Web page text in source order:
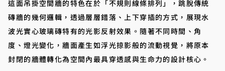
這面吊掛空間牆的特色在於「不規則線條排列」，跳脫傳統
磚牆的幾何邏輯，透過層層錯落、上下穿插的方式，展現水
波光實心玻璃磚特有的光影反射效果。隨著不同時間、角
度、燈光變化，牆面產生如浮光掠影般的流動視覺，將原本
封閉的牆體轉化為空間內最具穿透感與生命力的設計核心。